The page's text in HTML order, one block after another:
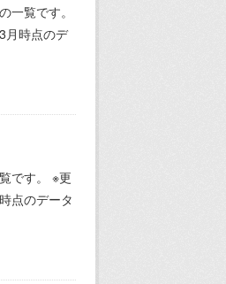
一覧です。
月時点のデ
です。 ※更
点のデータ